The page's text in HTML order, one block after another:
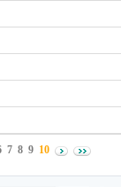
7 8 9 10